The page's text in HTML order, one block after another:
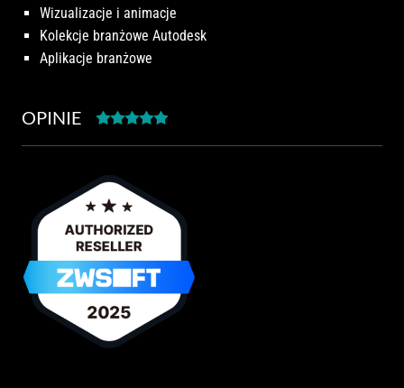
Wizualizacje i animacje
Kolekcje branżowe Autodesk
Aplikacje branżowe
OPINIE